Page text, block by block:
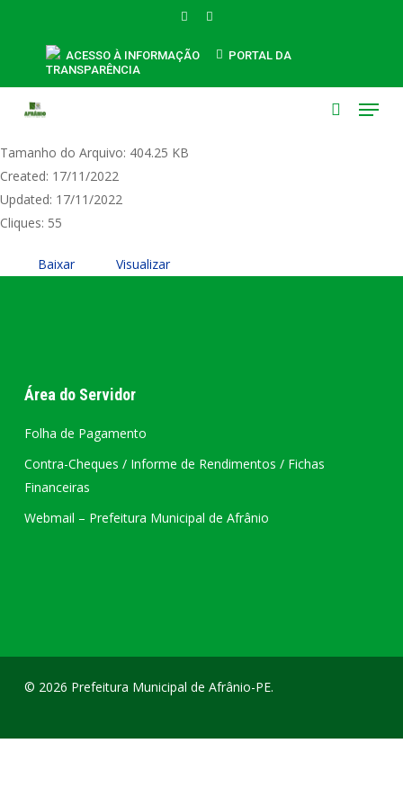
FACEBOOKINSTAGRAM
ACESSO À INFORMAÇÃO
PORTAL DA
TRANSPARÊNCIA
Menu
Lei Municipal nº 657 de 16 de novembro
de 2022 - ART. 3º DAS LEIS MUNICIPAIS Nº
489.2015, 490.2015 e 492.2015
Tamanho do Arquivo: 404.25 KB
Created: 17/11/2022
Updated: 17/11/2022
Cliques: 55
Baixar Visualizar
Área do Servidor
Folha de Pagamento
Contra-Cheques / Informe de Rendimentos / Fichas
Financeiras
Webmail – Prefeitura Municipal de Afrânio
© 2026 Prefeitura Municipal de Afrânio-PE.